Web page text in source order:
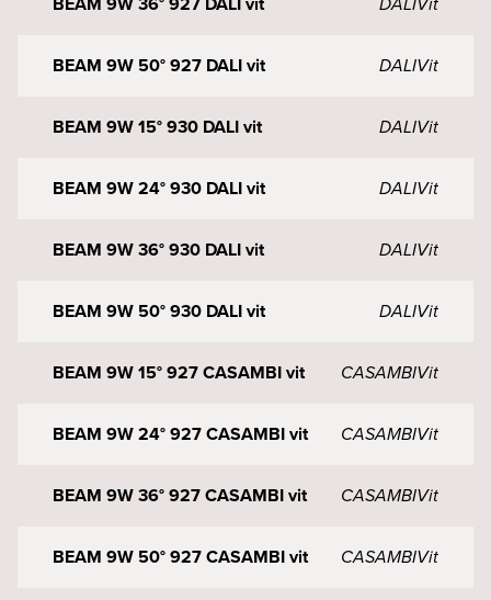
BEAM 9W 50° 927 DALI vit DALIVit
BEAM 9W 15° 930 DALI vit DALIVit
BEAM 9W 24° 930 DALI vit DALIVit
BEAM 9W 36° 930 DALI vit DALIVit
BEAM 9W 50° 930 DALI vit DALIVit
BEAM 9W 15° 927 CASAMBI vit CASAMBIVit
BEAM 9W 24° 927 CASAMBI vit CASAMBIVit
BEAM 9W 36° 927 CASAMBI vit CASAMBIVit
BEAM 9W 50° 927 CASAMBI vit CASAMBIVit